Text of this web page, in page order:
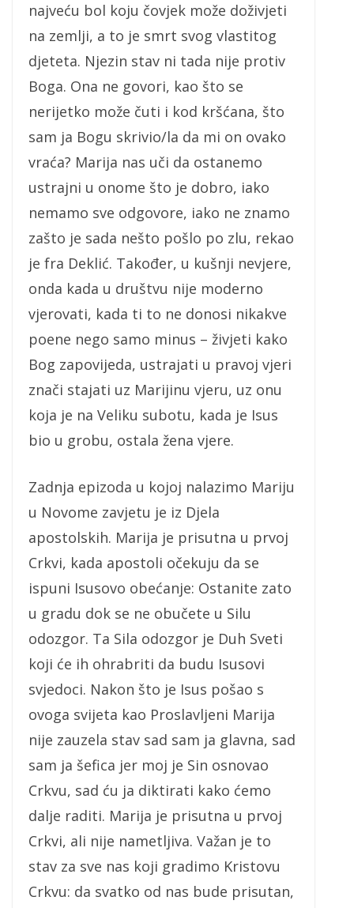
najveću bol koju čovjek može doživjeti
na zemlji, a to je smrt svog vlastitog
djeteta. Njezin stav ni tada nije protiv
Boga. Ona ne govori, kao što se
nerijetko može čuti i kod kršćana, što
sam ja Bogu skrivio/la da mi on ovako
vraća? Marija nas uči da ostanemo
ustrajni u onome što je dobro, iako
nemamo sve odgovore, iako ne znamo
zašto je sada nešto pošlo po zlu, rekao
je fra Deklić. Također, u kušnji nevjere,
onda kada u društvu nije moderno
vjerovati, kada ti to ne donosi nikakve
poene nego samo minus – živjeti kako
Bog zapovijeda, ustrajati u pravoj vjeri
znači stajati uz Marijinu vjeru, uz onu
koja je na Veliku subotu, kada je Isus
bio u grobu, ostala žena vjere.
Zadnja epizoda u kojoj nalazimo Mariju
u Novome zavjetu je iz Djela
apostolskih. Marija je prisutna u prvoj
Crkvi, kada apostoli očekuju da se
ispuni Isusovo obećanje: Ostanite zato
u gradu dok se ne obučete u Silu
odozgor. Ta Sila odozgor je Duh Sveti
koji će ih ohrabriti da budu Isusovi
svjedoci. Nakon što je Isus pošao s
ovoga svijeta kao Proslavljeni Marija
nije zauzela stav sad sam ja glavna, sad
sam ja šefica jer moj je Sin osnovao
Crkvu, sad ću ja diktirati kako ćemo
dalje raditi. Marija je prisutna u prvoj
Crkvi, ali nije nametljiva. Važan je to
stav za sve nas koji gradimo Kristovu
Crkvu: da svatko od nas bude prisutan,